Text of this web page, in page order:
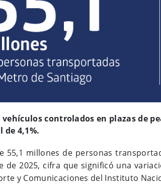
vehículos controlados en plazas de
4,1%.
55,1 millones de personas
de 2025, cifra que significó una
y Comunicaciones del Instituto